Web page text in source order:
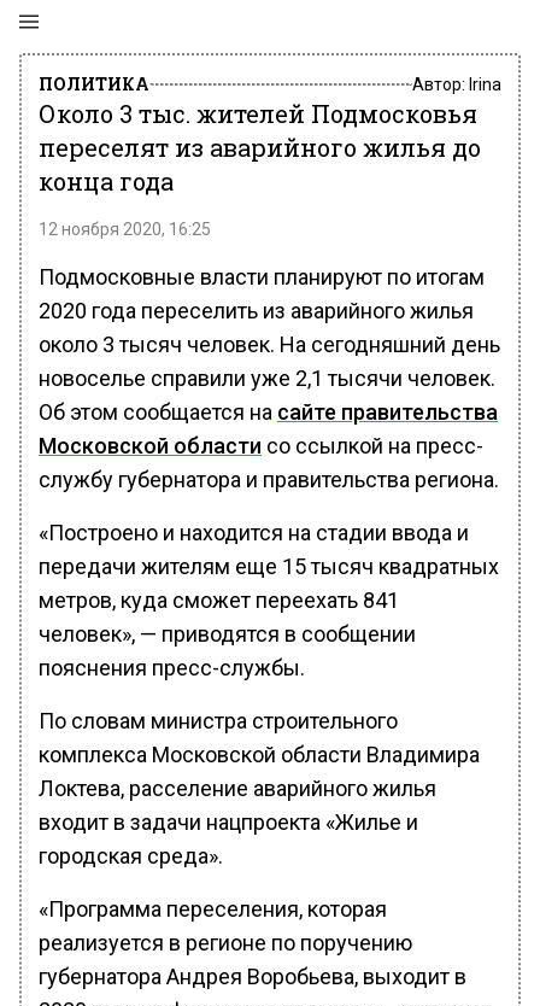
ПОЛИТИКА Автор: Irina
Около 3 тыс. жителей Подмосковья
переселят из аварийного жилья до
конца года
12 ноября 2020, 16:25
Подмосковные власти планируют по итогам
2020 года переселить из аварийного жилья
около 3 тысяч человек. На сегодняшний день
новоселье справили уже 2,1 тысячи человек.
Об этом сообщается на сайте правительства
Московской области со ссылкой на пресс-
службу губернатора и правительства региона.
«Построено и находится на стадии ввода и
передачи жителям еще 15 тысяч квадратных
метров, куда сможет переехать 841
человек», — приводятся в сообщении
пояснения пресс-службы.
По словам министра строительного
комплекса Московской области Владимира
Локтева, расселение аварийного жилья
входит в задачи нацпроекта «Жилье и
городская среда».
«Программа переселения, которая
реализуется в регионе по поручению
губернатора Андрея Воробьева, выходит в